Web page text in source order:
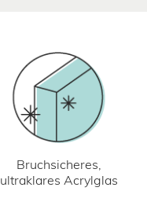
Bruchsicheres,
ultraklares Acrylglas